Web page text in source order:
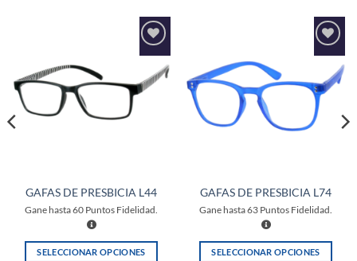
Añadir
lista de
deseos
GAFAS DE PRESBICIA L44
Gane hasta60 Puntos Fidelidad.
SELECCIONAR OPCIONES
Añadir
lista de
deseos
GAFAS DE PRESBICIA L74
Gane hasta63 Puntos Fidelidad.
SELECCIONAR OPCIONES